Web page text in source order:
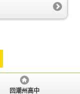
回潮州高中